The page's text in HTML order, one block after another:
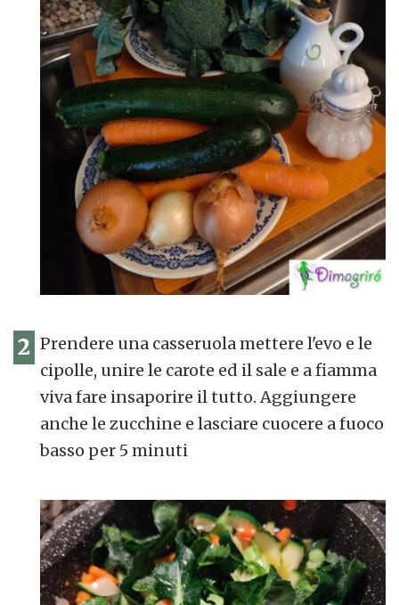
2 Prendere una casseruola mettere l'evo e le
cipolle, unire le carote ed il sale e a fiamma
viva fare insaporire il tutto. Aggiungere
anche le zucchine e lasciare cuocere a fuoco
basso per 5 minuti